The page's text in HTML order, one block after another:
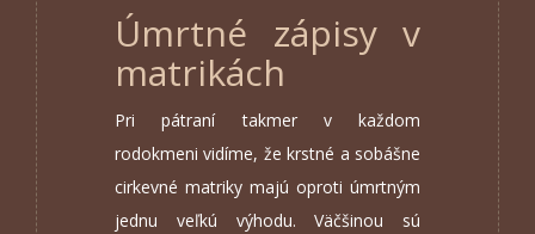
Úmrtné zápisy v
matrikách
Pri pátraní takmer v každom
rodokmeni vidíme, že krstné a sobášne
cirkevné matriky majú oproti úmrtným
jednu veľkú výhodu. Väčšinou sú